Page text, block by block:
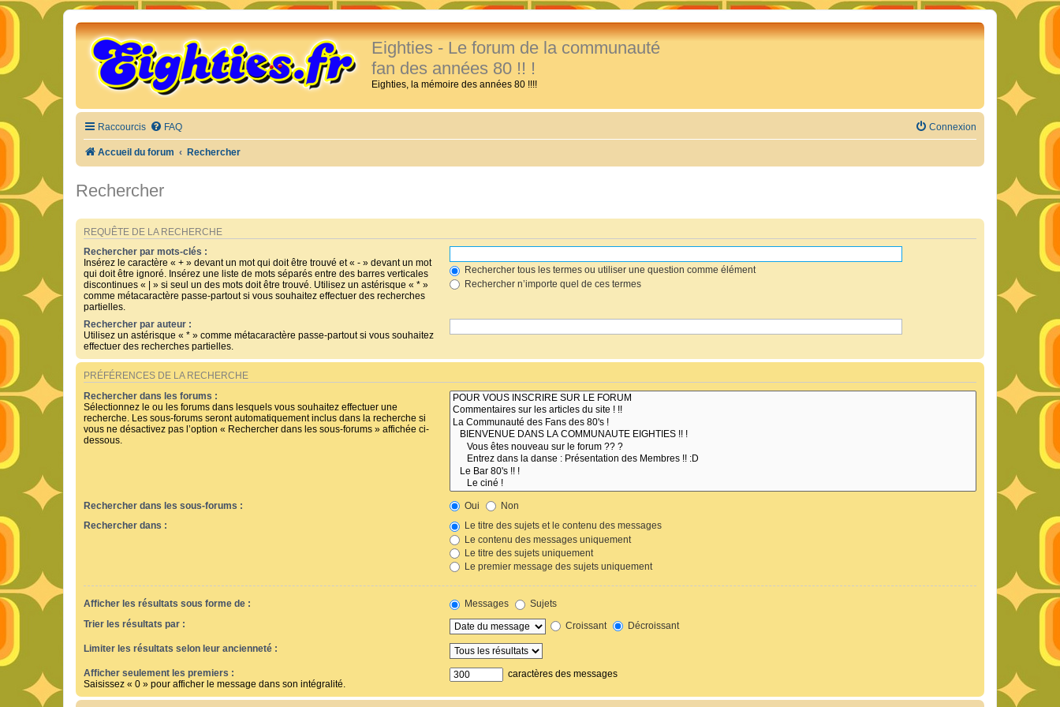
Eighties - Le forum de la communauté
fan des années 80 !! !
Eighties, la mémoire des années 80 !!!!
Raccourcis FAQ Connexion
Accueil du forum Rechercher
Rechercher
REQUÊTE DE LA RECHERCHE
Rechercher par mots-clés :
Insérez le caractère « + » devant un mot qui doit être trouvé et « - » devant un mot
qui doit être ignoré. Insérez une liste de mots séparés entre des barres verticales
discontinues « | » si seul un des mots doit être trouvé. Utilisez un astérisque « * »
comme métacaractère passe-partout si vous souhaitez effectuer des recherches
partielles.
Rechercher tous les termes ou utiliser une question comme élément
Rechercher n’importe quel de ces termes
Rechercher par auteur :
Utilisez un astérisque « * » comme métacaractère passe-partout si vous souhaitez
effectuer des recherches partielles.
PRÉFÉRENCES DE LA RECHERCHE
Rechercher dans les forums :
Sélectionnez le ou les forums dans lesquels vous souhaitez effectuer une
recherche. Les sous-forums seront automatiquement inclus dans la recherche si
vous ne désactivez pas l’option « Rechercher dans les sous-forums » affichée ci-
dessous.
Rechercher dans les sous-forums : Oui
Non
Rechercher dans :
Le titre des sujets et le contenu des messages
Le contenu des messages uniquement
Le titre des sujets uniquement
Le premier message des sujets uniquement
Afficher les résultats sous forme de : Messages
Sujets
Trier les résultats par :
Croissant Décroissant
Limiter les résultats selon leur ancienneté :
Afficher seulement les premiers :
Saisissez « 0 » pour afficher le message dans son intégralité.
caractères des messages